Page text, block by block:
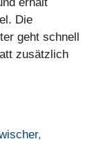
Die
geht schnell
zusätzlich
,